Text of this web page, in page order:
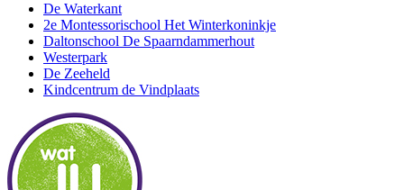
De Waterkant
2e Montessorischool Het Winterkoninkje
Daltonschool De Spaarndammerhout
Westerpark
De Zeeheld
Kindcentrum de Vindplaats